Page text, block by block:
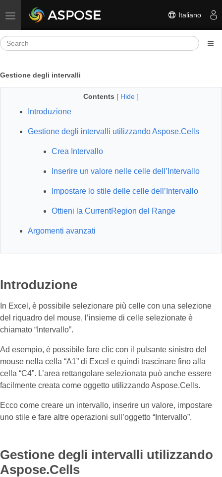
Toggle navigation Italiano
Gestione degli intervalli
Contents [ Hide ]
Introduzione
Gestione degli intervalli utilizzando Aspose.Cells
Crea Intervallo
Inserire un valore nelle celle dell’Intervallo
Impostare lo stile delle celle dell’Intervallo
Ottieni la CurrentRegion del Range
Argomenti avanzati
Introduzione
In Excel, è possibile selezionare più celle con una selezione
del riquadro del mouse, l’insieme di celle selezionate è
chiamato “Intervallo”.
Ad esempio, è possibile fare clic con il pulsante sinistro del
mouse nella cella “A1” di Excel e quindi trascinare fino alla
cella “C4”. L’area rettangolare selezionata può anche essere
facilmente creata come oggetto utilizzando Aspose.Cells.
Ecco come creare un intervallo, inserire un valore, impostare
uno stile e fare altre operazioni sull’oggetto “Intervallo”.
Gestione degli intervalli utilizzando
Aspose.Cells